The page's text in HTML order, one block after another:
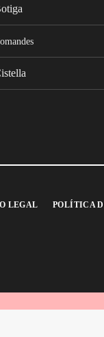
LEGAL POLÍTICA